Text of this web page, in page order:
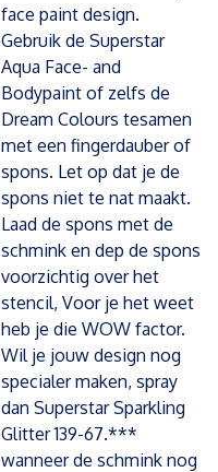
face paint design.
Gebruik de Superstar
Aqua Face- and
Bodypaint of zelfs de
Dream Colours tesamen
met een fingerdauber of
spons. Let op dat je de
spons niet te nat maakt.
Laad de spons met de
schmink en dep de spons
voorzichtig over het
stencil, Voor je het weet
heb je die WOW factor.
Wil je jouw design nog
specialer maken, spray
dan Superstar Sparkling
Glitter 139-67.***
wanneer de schmink nog